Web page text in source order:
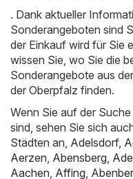
. Dank aktueller
Sonderangeboten sind
der Einkauf wird für Sie
wissen Sie, wo Sie die
Sonderangebote aus
der Oberpfalz finden.
Wenn Sie auf der
sind, sehen Sie sich
Städten an, Adelsdorf,
Aerzen Abensberg
Aachen Affing